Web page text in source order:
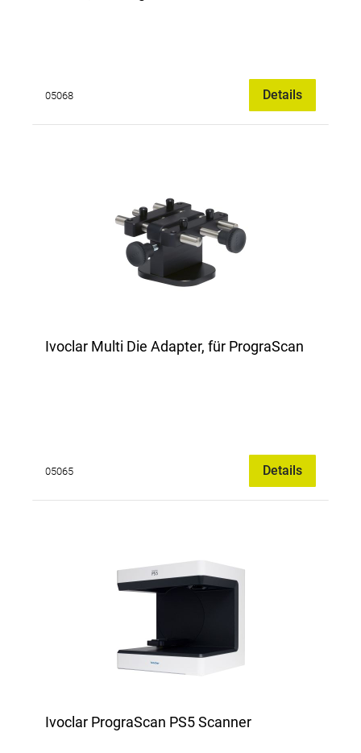
05068 Details
Ivoclar Multi Die Adapter, für PrograScan
05065 Details
Ivoclar PrograScan PS5 Scanner